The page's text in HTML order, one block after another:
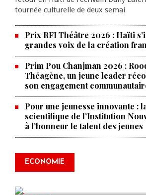
tournée culturelle de deux semai
Prix RFI Théâtre 2026 : Haïti
grandes voix de la création
Prim Pou Chanjman 2026 :
Théagène, un jeune leader
son engagement
Pour une jeunesse innovante :
scientifique de l’Institution
à l’honneur le talent des jeunes
ECONOMIE
Produire le savoir pour
2ᵉ édition de ses
scientifiques